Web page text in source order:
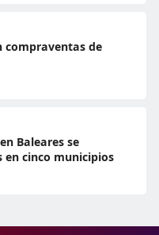
compraventas de
Baleares se
en cinco municipios